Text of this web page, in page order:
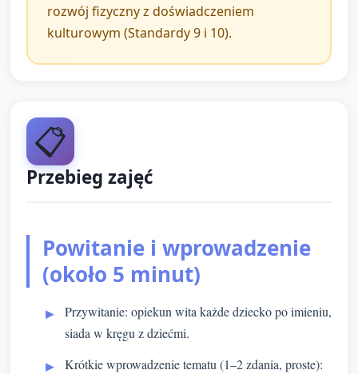
rozwój fizyczny z doświadczeniem
kulturowym (Standardy 9 i 10).
📋
Przebieg zajęć
Powitanie i wprowadzenie
(około 5 minut)
Przywitanie: opiekun wita każde dziecko po imieniu,
siada w kręgu z dziećmi.
Krótkie wprowadzenie tematu (1–2 zdania, proste):